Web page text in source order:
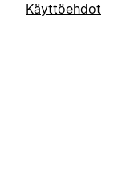
Käyttöehdot